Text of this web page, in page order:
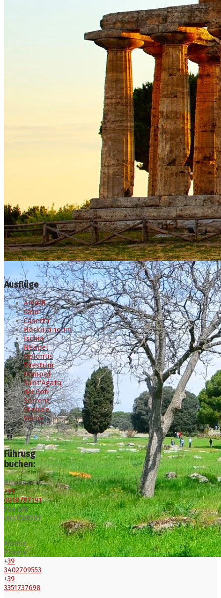
Ausflüge
Amalfi
Capri
Caserta
Herkulaneum
Ischia
Neapel
Oplontis
Paestum
Pompeji
Sant'Agata
dei Goti
Sorrent
Stabiae
Vesuv
Führusg
buchen:
Phones:
+39
0818787191
Fax +39
0813508581
Mobile
Phone:
+39
3402709553
+39
3351737698